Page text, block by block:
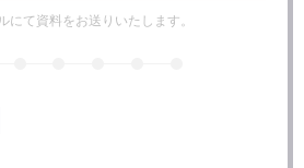
て資料をお送りいたします。